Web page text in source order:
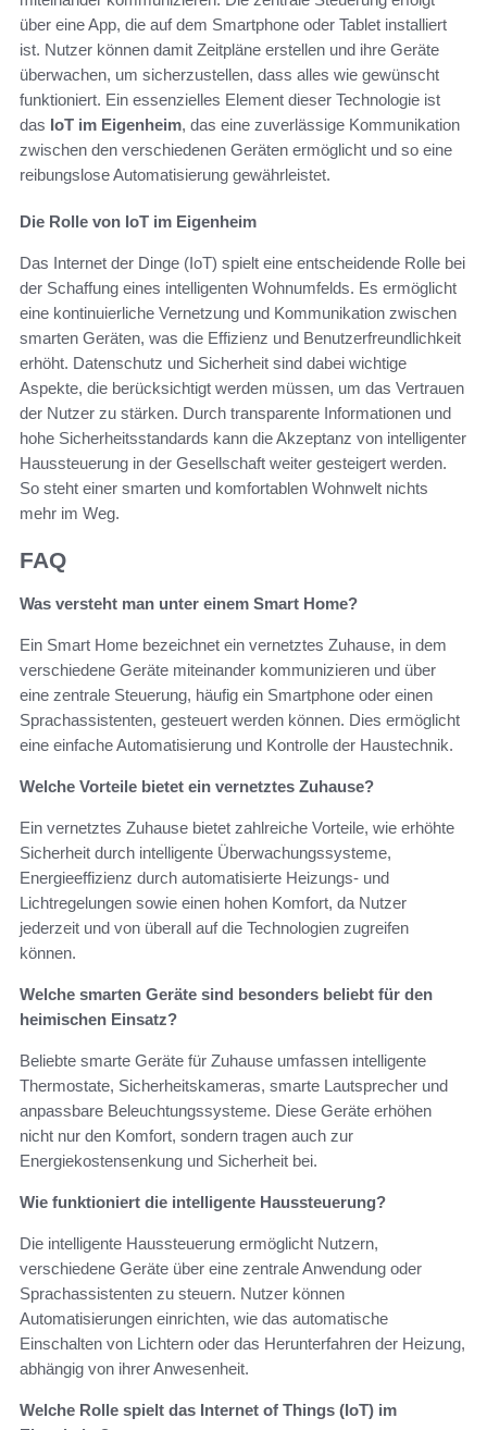
über eine App, die auf dem Smartphone oder Tablet installiert
ist. Nutzer können damit Zeitpläne erstellen und ihre Geräte
überwachen, um sicherzustellen, dass alles wie gewünscht
funktioniert. Ein essenzielles Element dieser Technologie ist
das IoT im Eigenheim, das eine zuverlässige Kommunikation
zwischen den verschiedenen Geräten ermöglicht und so eine
reibungslose Automatisierung gewährleistet.
Die Rolle von IoT im Eigenheim
Das Internet der Dinge (IoT) spielt eine entscheidende Rolle bei
der Schaffung eines intelligenten Wohnumfelds. Es ermöglicht
eine kontinuierliche Vernetzung und Kommunikation zwischen
smarten Geräten, was die Effizienz und Benutzerfreundlichkeit
erhöht. Datenschutz und Sicherheit sind dabei wichtige
Aspekte, die berücksichtigt werden müssen, um das Vertrauen
der Nutzer zu stärken. Durch transparente Informationen und
hohe Sicherheitsstandards kann die Akzeptanz von intelligenter
Haussteuerung in der Gesellschaft weiter gesteigert werden.
So steht einer smarten und komfortablen Wohnwelt nichts
mehr im Weg.
FAQ
Was versteht man unter einem Smart Home?
Ein Smart Home bezeichnet ein vernetztes Zuhause, in dem
verschiedene Geräte miteinander kommunizieren und über
eine zentrale Steuerung, häufig ein Smartphone oder einen
Sprachassistenten, gesteuert werden können. Dies ermöglicht
eine einfache Automatisierung und Kontrolle der Haustechnik.
Welche Vorteile bietet ein vernetztes Zuhause?
Ein vernetztes Zuhause bietet zahlreiche Vorteile, wie erhöhte
Sicherheit durch intelligente Überwachungssysteme,
Energieeffizienz durch automatisierte Heizungs- und
Lichtregelungen sowie einen hohen Komfort, da Nutzer
jederzeit und von überall auf die Technologien zugreifen
können.
Welche smarten Geräte sind besonders beliebt für den
heimischen Einsatz?
Beliebte smarte Geräte für Zuhause umfassen intelligente
Thermostate, Sicherheitskameras, smarte Lautsprecher und
anpassbare Beleuchtungssysteme. Diese Geräte erhöhen
nicht nur den Komfort, sondern tragen auch zur
Energiekostensenkung und Sicherheit bei.
Wie funktioniert die intelligente Haussteuerung?
Die intelligente Haussteuerung ermöglicht Nutzern,
verschiedene Geräte über eine zentrale Anwendung oder
Sprachassistenten zu steuern. Nutzer können
Automatisierungen einrichten, wie das automatische
Einschalten von Lichtern oder das Herunterfahren der Heizung,
abhängig von ihrer Anwesenheit.
Welche Rolle spielt das Internet of Things (IoT) im